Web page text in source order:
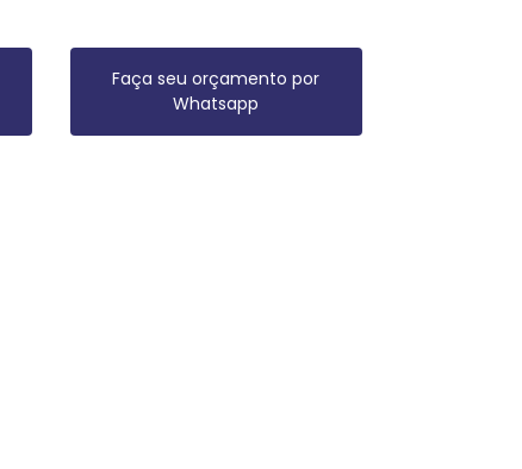
Faça seu orçamento por
Whatsapp